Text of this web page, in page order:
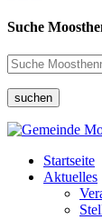
Suche
suchen
Startseite
Aktuelles